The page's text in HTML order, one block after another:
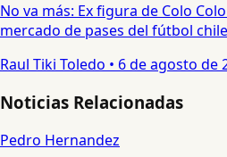
No va más: Ex figura de Colo
mercado de pases del fútbol
Raul Tiki Toledo • 6 de agosto de
Noticias Relacionadas
Pedro Hernandez